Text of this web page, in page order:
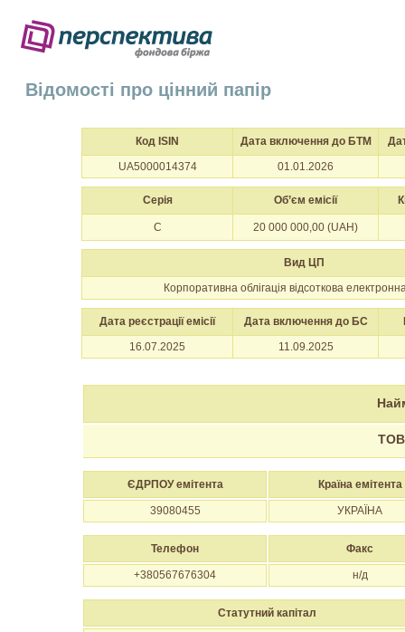
Відомості про цінний папір
Код ISIN Дата включення до БТМ
UA5000014374
01.01.2026
Серія Об’єм емісії
C 20 000 000,00 (UAH)
Вид ЦП
Корпоративна облігація відсоткова
Дата реєстрації емісії Дата включення до БС
16.07.2025
11.09.2025
ЄДРПОУ емітента Країна емітента
39080455 УКРАЇНА
Телефон Факс
+380567676304 н/д
Статутний капітал